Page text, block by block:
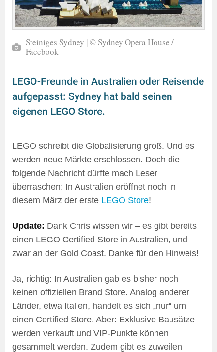
Steiniges Sydney | © Sydney Opera House /
Facebook
LEGO-Freunde in Australien oder Reisende
aufgepasst: Sydney hat bald seinen
eigenen LEGO Store.
LEGO schreibt die Globalisierung groß. Und es
werden neue Märkte erschlossen. Doch die
folgende Nachricht dürfte mach Leser
überraschen: In Australien eröffnet noch in
diesem März der erste LEGO Store!
Update: Dank Chris wissen wir – es gibt bereits
einen LEGO Certified Store in Australien, und
zwar an der Gold Coast. Danke für den Hinweis!
Ja, richtig: In Australien gab es bisher noch
keinen offiziellen Brand Store. Analog anderer
Länder, etwa Italien, handelt es sich „nur“ um
einen Certified Store. Aber: Exklusive Bausätze
werden verkauft und VIP-Punkte können
gesammelt werden. Zudem gibt es zuweilen